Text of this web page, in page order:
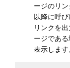
ージのリ
以降に呼
リンクを
ージであ
表示します